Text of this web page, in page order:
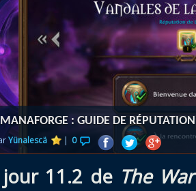
Coeur
Races
alliées
des îles
: GUIDE DE
Yünalescä | 0
11.2 de The